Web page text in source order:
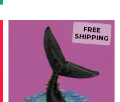
FREE
SHIPPING